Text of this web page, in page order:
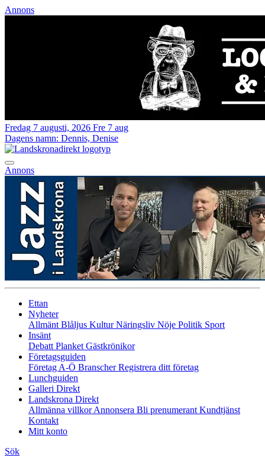
Annons
Fredag 7 augusti, 2026 Fre 7 aug
Dagens namn: Dennis, Denise
Annons
Ettan
Nyheter
Allmänt Blåljus KulturNäringsliv Nöje Politik Sport
Insänt
Debatt Planket Gästkrönikor
Företagsguiden
Företag A-Ö BranscherRegistrera ditt företag
Lunchguiden
Galleri Direkt
Landskrona Direkt
Allmänna villkorAnnonsera Bli prenumerant Kundtjänst
Kontakt
Mitt konto
Sök